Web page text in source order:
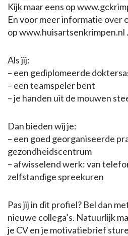
Kijk maar eens op
En voor meer informatie over
op www.huisartsenkrimpen.nl .
Als jij:
– een gediplomeerde
– een teamspeler bent
– je handen uit de mouwen
Dan bieden wij je:
– een goed georganiseerde
gezondheidscentrum
– afwisselend werk: van
zelfstandige spreekuren
Pas jij in dit profiel? Bel dan
nieuwe collega’s. Natuurlijk
je CV en je motivatiebrief